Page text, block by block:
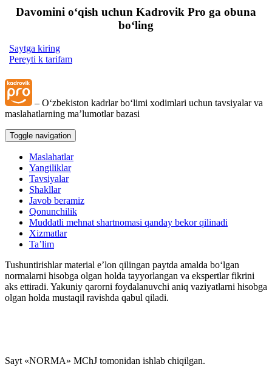
Davomini oʻqish uchun Kadrovik Pro ga obuna
boʻling
Saytga kiring
Pereyti k tarifam
– Oʻzbekiston kadrlar boʻlimi хodimlari uchun tavsiyalar va
maslahatlarning ma’lumotlar bazasi
Toggle navigation
Maslahatlar
Yangiliklar
Tavsiyalar
Shakllar
Javob beramiz
Qonunchilik
Muddatli mehnat shartnomasi qanday bekor qilinadi
Xizmatlar
Ta’lim
Tushuntirishlar material e’lon qilingan paytda amalda boʻlgan
normalarni hisobga olgan holda tayyorlangan va ekspertlar fikrini
aks ettiradi. Yakuniy qarorni foydalanuvchi aniq vaziyatlarni hisobga
olgan holda mustaqil ravishda qabul qiladi.
Sayt «NORMA» MChJ tomonidan ishlab chiqilgan.